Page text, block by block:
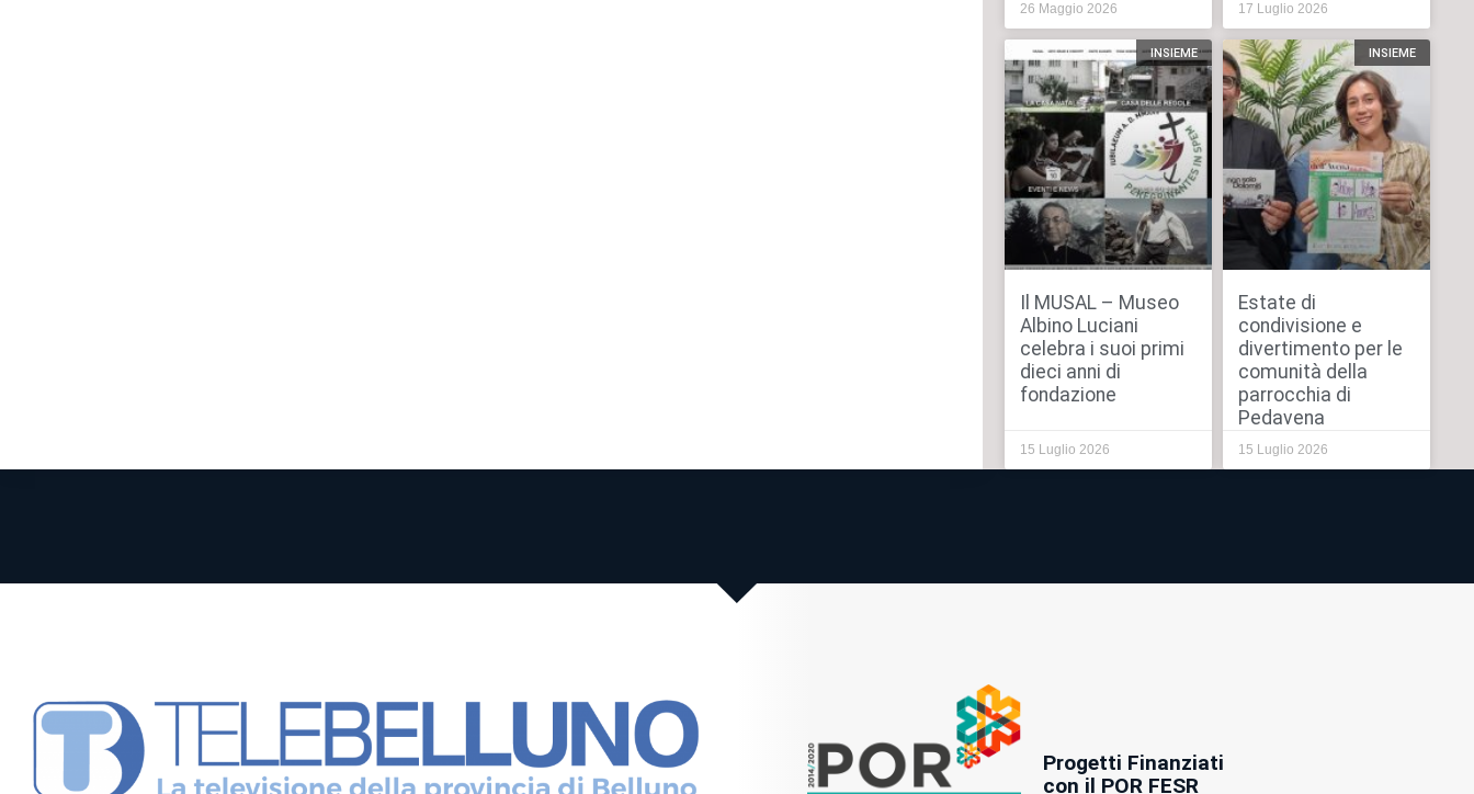
26 Maggio 2026 17 Luglio 2026
INSIEME
Il MUSAL – Museo
Albino Luciani
celebra i suoi primi
dieci anni di
fondazione
15 Luglio 2026
INSIEME
Estate di
condivisione e
divertimento per le
comunità della
parrocchia di
Pedavena
15 Luglio 2026
Progetti Finanziati
con il POR FESR